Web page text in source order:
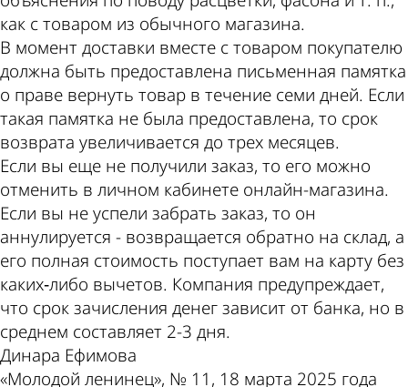
как с товаром из обычного магазина.
В момент доставки вместе с товаром покупателю
должна быть предоставлена письменная памятка
о праве вернуть товар в течение семи дней. Если
такая памятка не была предоставлена, то срок
возврата увеличивается до трех месяцев.
Если вы еще не получили заказ, то его можно
отменить в личном кабинете онлайн-магазина.
Если вы не успели забрать заказ, то он
аннулируется - возвращается обратно на склад, а
его полная стоимость поступает вам на карту без
каких‑либо вычетов. Компания предупреждает,
что срок зачисления денег зависит от банка, но в
среднем составляет 2-3 дня.
Динара Ефимова
«Молодой ленинец», № 11, 18 марта 2025 года